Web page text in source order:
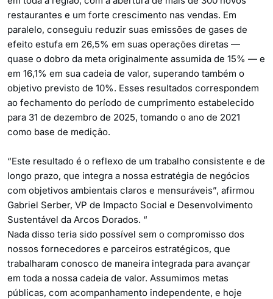
restaurantes e um forte crescimento nas vendas. Em
paralelo, conseguiu reduzir suas emissões de gases de
efeito estufa em 26,5% em suas operações diretas —
quase o dobro da meta originalmente assumida de 15% — e
em 16,1% em sua cadeia de valor, superando também o
objetivo previsto de 10%. Esses resultados correspondem
ao fechamento do período de cumprimento estabelecido
para 31 de dezembro de 2025, tomando o ano de 2021
como base de medição.
“Este resultado é o reflexo de um trabalho consistente e de
longo prazo, que integra a nossa estratégia de negócios
com objetivos ambientais claros e mensuráveis”, afirmou
Gabriel Serber, VP de Impacto Social e Desenvolvimento
Sustentável da Arcos Dorados. “
Nada disso teria sido possível sem o compromisso dos
nossos fornecedores e parceiros estratégicos, que
trabalharam conosco de maneira integrada para avançar
em toda a nossa cadeia de valor. Assumimos metas
públicas, com acompanhamento independente, e hoje